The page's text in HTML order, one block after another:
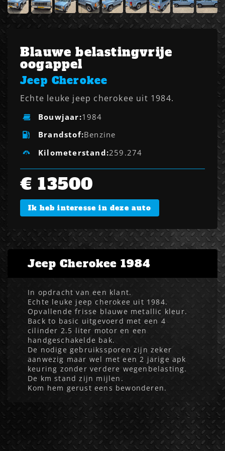
Blauwe belastingvrije
oogappel
Jeep Cherokee
Echte leuke jeep cherokee uit 1984.
Bouwjaar:1984
Brandstof:Benzine
Kilometerstand:259.274
€ 13500
Ik heb interesse in deze auto
Jeep Cherokee 1984
In opdracht van een klant.
Echte leuke jeep cherokee uit 1984.
Opvallende frisse blauwe metallic kleur.
Back to basic uitgevoerd met een 4
cilinder 2.5 liter motor en een
handgeschakelde bak.
De nodige gebruikssporen zijn zeker
aanwezig maar wel met een 2 jarige apk
keuring zonder verdere wegenbelasting.
De km stand zijn mijlen.
Kom hem gerust eens bewonderen.